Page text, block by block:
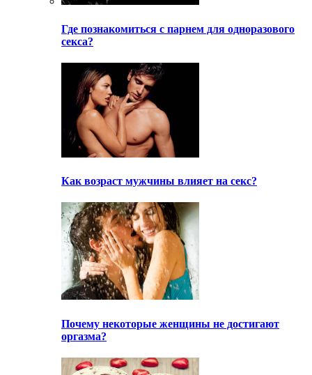
Где познакомиться с парнем для одноразового
секса?
Как возраст мужчины влияет на секс?
Почему некоторые женщины не достигают
оргазма?